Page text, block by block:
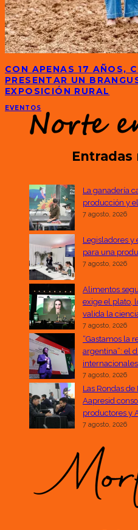
CON APENAS 17 AÑOS,
PRESENTAR UN
EXPOSICIÓN RURAL
EVENTOS
La ganadería
producción y
7 agosto, 2026
Legisladores y
para una
7 agosto, 2026
Alimentos
exige el plato,
valida la
7 agosto, 2026
“Gastamos la
argentina”: el
7 agosto, 2026
Las Rondas
Aapresid
productores y
7 agosto, 2026